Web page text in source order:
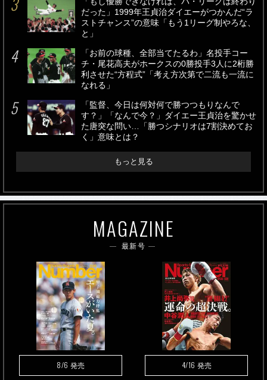
だった」1999年王貞治ダイエーがつかんだ“ラ
ストチャンス”の意味「もう1リーグ制やろな、
と」
「お前の球種、全部当てたるわ」名投手コー
チ・尾花高夫がホークスの0勝投手3人に2桁勝
利させた“方程式”「考え方次第で二流も一流に
なれる」
「監督、今日は何対何で勝つつもりなんで
す？」「なんで今？」ダイエー王貞治を驚かせ
た唐突な問い…「勝つシナリオは7割決めてお
く」意味とは？
もっと見る
MAGAZINE
最新号
8/6 発売 4/16 発売